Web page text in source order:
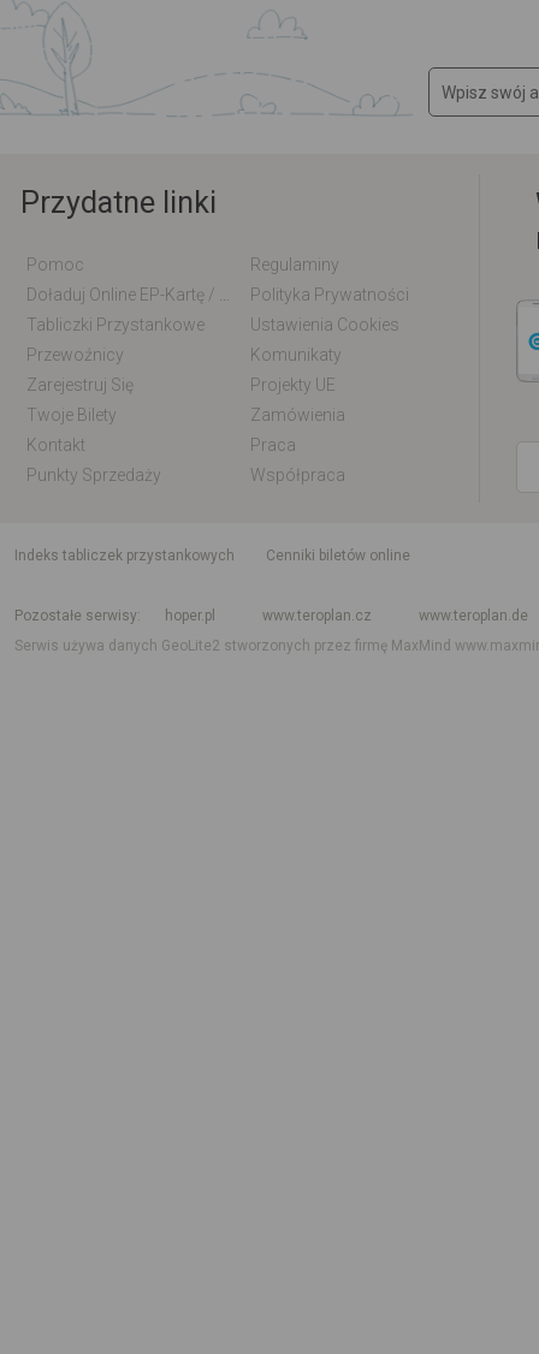
Przydatne linki
Pomoc
Regulaminy
Polityka Prywatności
Tabliczki Przystankowe
Ustawienia Cookies
Przewoźnicy
Komunikaty
Zarejestruj Się
Projekty UE
Twoje Bilety
Zamówienia
Kontakt
Praca
Punkty Sprzedaży
Współpraca
indeks tabliczek przystankowych
Cenniki biletów online
Pozostałe serwisy
hoper.pl www.teroplan.cz
www.teroplan.de
Serwis używa danych GeoLite2 stworzonych przez firmę MaxMind